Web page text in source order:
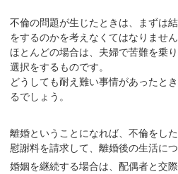
不倫の問題が生じたときは、まずは
をするのかを考えなくてはなりません
ほとんどの場合は、夫婦で苦難を乗
選択をするものです。
どうしても耐え難い事情があったと
るでしょう。
離婚ということになれば、不倫をし
慰謝料を請求して、離婚後の生活に
婚姻を継続する場合は、配偶者と交